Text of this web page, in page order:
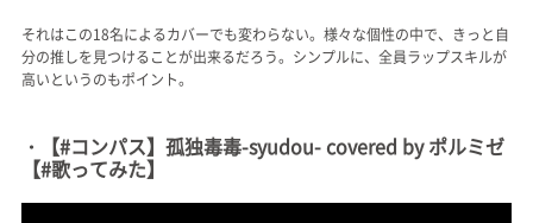
それはこの18名によるカバーでも変わらない。様々な個性の中で、きっと自
分の推しを見つけることが出来るだろう。シンプルに、全員ラップスキルが
高いというのもポイント。
・【#コンパス】孤独毒毒-syudou- covered by ポルミゼ
【#歌ってみた】